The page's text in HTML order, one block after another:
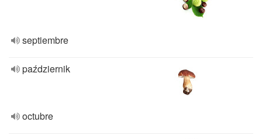
septiembre
październik
octubre